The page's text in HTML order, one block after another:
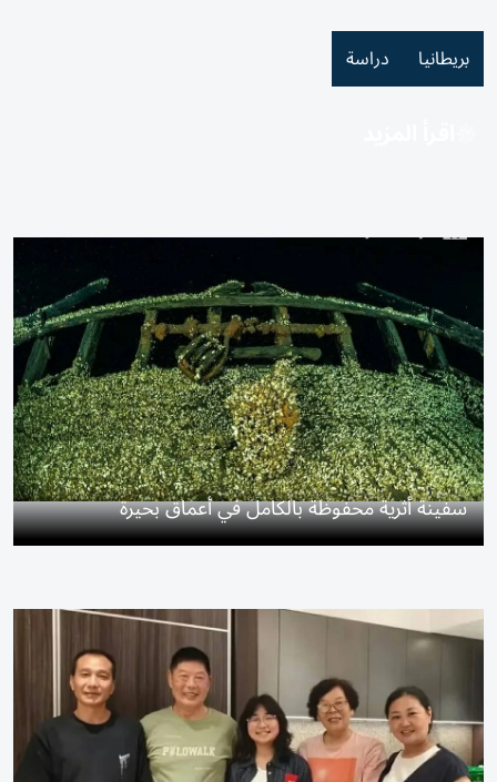
بريطانيا دراسة
سفينة أثرية محفوظة بالكامل في أعماق بحيرة